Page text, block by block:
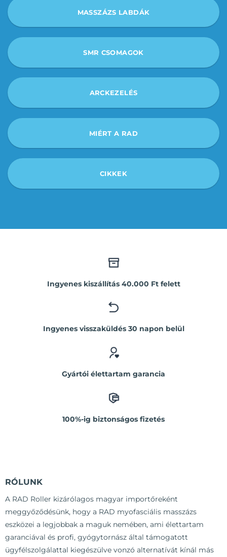
MASSZÁZS LABDÁK
SMR CSOMAGOK
ARCKEZELÉS
MIÉRT A RAD
CIKKEK
Ingyenes kiszállítás 40.000 Ft felett
Ingyenes visszaküldés 30 napon belül
Gyártói élettartam garancia
100%-ig biztonságos fizetés
RÓLUNK
A RAD Roller kizárólagos magyar importőreként
meggyőződésünk, hogy a RAD myofasciális masszázs
eszközei a legjobbak a maguk nemében, ami élettartam
garanciával és profi, gyógytornász által támogatott
ügyfélszolgálattal kiegészülve vonzó alternatívát kínál más